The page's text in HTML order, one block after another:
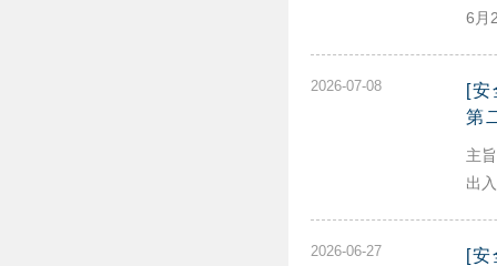
6月
2026-07-08
[安
第
主
出
2026-06-27
[